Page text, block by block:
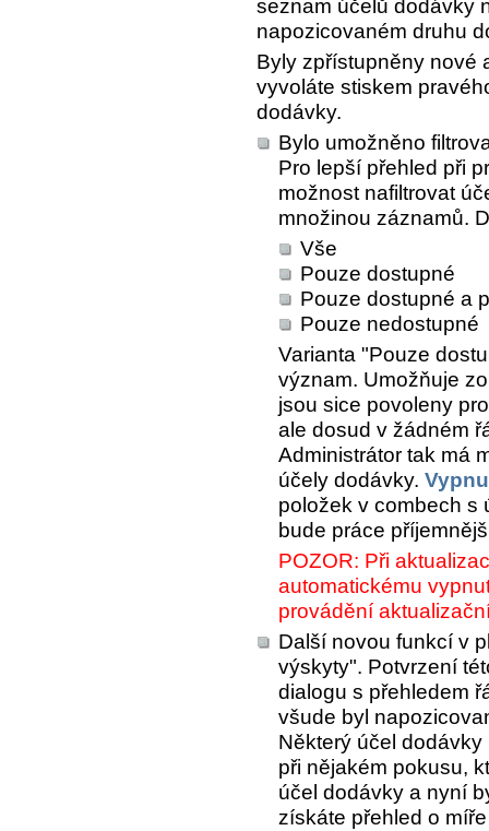
seznam účelů dodávky
napozicovaném druhu
Byly zpřístupněny nové
vyvoláte stiskem
dodávky.
Bylo umožněno
Pro lepší přehled při
možnost nafiltrovat
množinou záznamů.
Vše
Pouze dostupné
Pouze dostupné a
Pouze nedostupné
Varianta "Pouze
význam. Umožňuje
jsou sice povoleny
ale dosud v žádném
Administrátor tak má
účely dodávky.
položek v combech s
bude práce
POZOR: Při
automatickému
provádění
Další novou funkcí v
výskyty". Potvrzení
dialogu s přehledem
všude byl
Některý účel
při nějakém pokusu,
účel dodávky a nyní
získáte přehled o